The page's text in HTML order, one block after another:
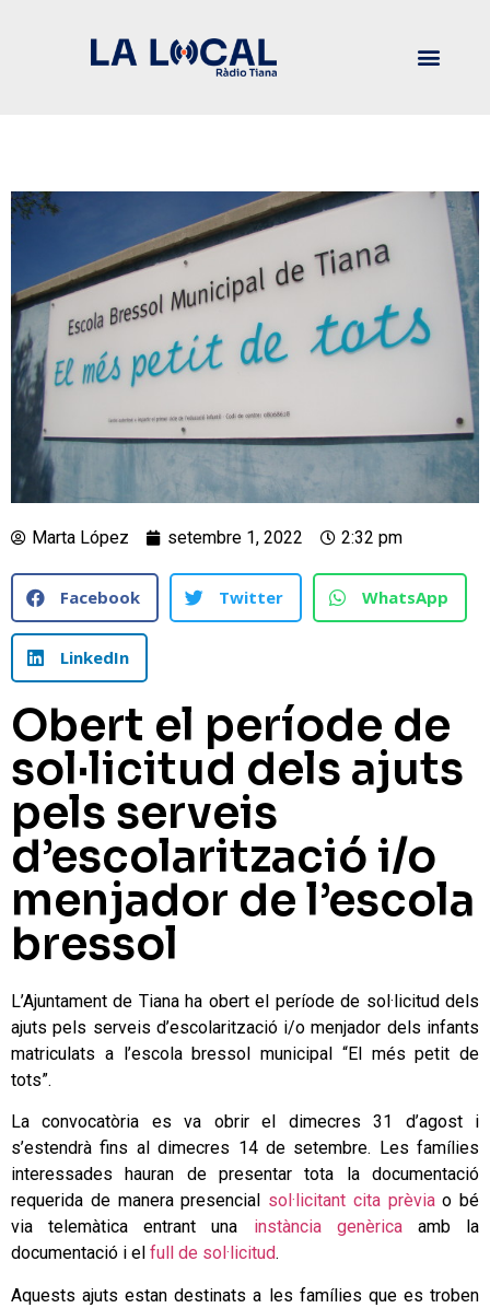
Marta López setembre 1, 2022 2:32 pm
Facebook Twitter WhatsApp
LinkedIn
Obert el període de
sol·licitud dels ajuts
pels serveis
d’escolarització i/o
menjador de l’escola
bressol
L’Ajuntament de Tiana ha obert el període de sol·licitud dels
ajuts pels serveis d’escolarització i/o menjador dels infants
matriculats a l’escola bressol municipal “El més petit de
tots”.
La convocatòria es va obrir el dimecres 31 d’agost i
s’estendrà fins al dimecres 14 de setembre. Les famílies
interessades hauran de presentar tota la documentació
requerida de manera presencial sol·licitant cita prèviao bé
via telemàtica entrant una instància genèricaamb la
documentació i el full de sol·licitud.
Aquests ajuts estan destinats a les famílies que es troben